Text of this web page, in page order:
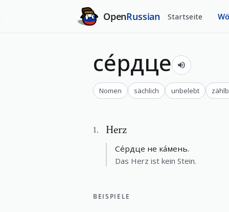
OpenRussian Startseite
се́рдце
Nomen sächlich unbelebt
1. Herz
Се́рдце не ка́мень.
Das Herz ist kein Stein.
BEISPIELE